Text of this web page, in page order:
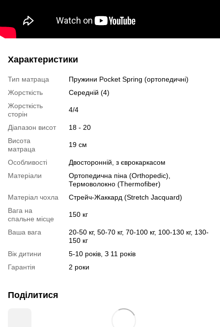
Характеристики
Тип матраца
Пружини Pocket Spring (ортопедичні)
Жорсткість
Середній (4)
Жорсткість
сторін
4/4
Діапазон висот
18 - 20
Висота
матраца
19 см
Особливості
Двосторонній, з єврокаркасом
Матеріали
Ортопедична піна (Orthopedic),
Термоволокно (Thermofiber)
Матеріал чохла
Стрейч-Жаккард (Stretch Jacquard)
Вага на
спальне місце
150 кг
Ваша вага
20-50 кг, 50-70 кг, 70-100 кг, 100-130 кг, 130-
150 кг
Вік дитини
5-10 років, З 11 років
Гарантія
2 роки
Поділитися